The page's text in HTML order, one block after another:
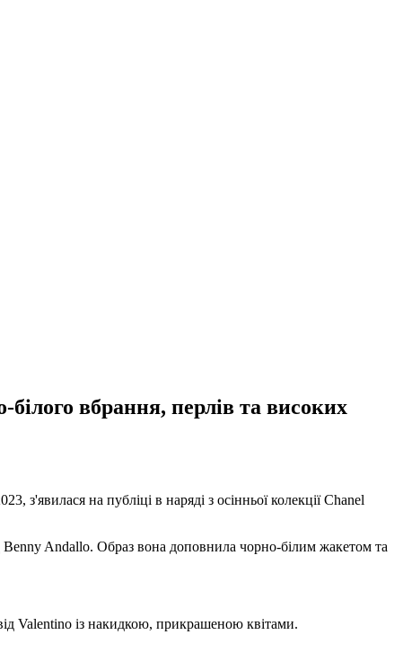
вбрання, перлів та високих
з'явилася на публіці в наряді з осінньої колекції Chanel
Benny Andallo. Образ вона доповнила чорно-білим жакетом та
Valentino із накидкою, прикрашеною квітами.